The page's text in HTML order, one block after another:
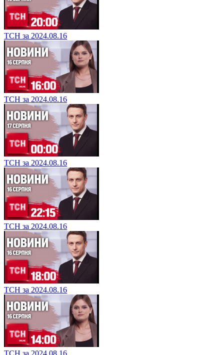
ТСН за 2024.08.16
ТСН за 2024.08.16
ТСН за 2024.08.16
ТСН за 2024.08.16
ТСН за 2024.08.16
ТСН за 2024.08.16